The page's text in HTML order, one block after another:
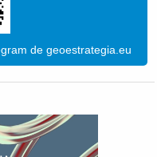
de geoestrategia.eu